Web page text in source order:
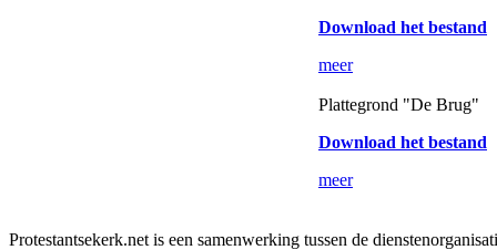
Download het bestand
meer
Plattegrond "De Brug"
Download het bestand
meer
Protestantsekerk.net is een samenwerking tussen de